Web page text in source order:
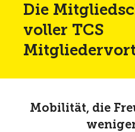
Die
voller TCS
Mobilität, die